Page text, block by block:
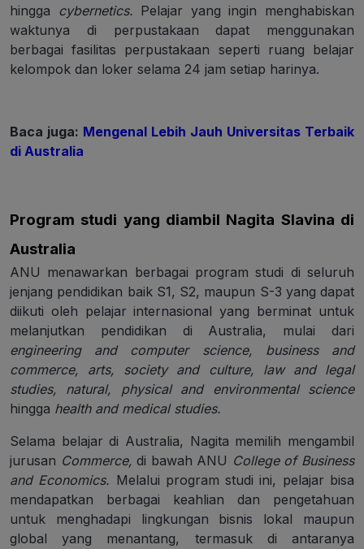
hingga cybernetics. Pelajar yang ingin menghabiskan
waktunya di perpustakaan dapat menggunakan
berbagai fasilitas perpustakaan seperti ruang belajar
kelompok dan loker selama 24 jam setiap harinya.
Baca juga: Mengenal Lebih Jauh Universitas Terbaik
di Australia
Program studi yang diambil Nagita Slavina di
Australia
ANU menawarkan berbagai program studi di seluruh
jenjang pendidikan baik S1, S2, maupun S-3 yang dapat
diikuti oleh pelajar internasional yang berminat untuk
melanjutkan pendidikan di Australia, mulai dari
engineering and computer science, business and
commerce, arts, society and culture, law and legal
studies, natural, physical and environmental science
hingga health and medical studies.
Selama belajar di Australia, Nagita memilih mengambil
jurusan Commerce,di bawah ANU College of Business
and Economics. Melalui program studi ini, pelajar bisa
mendapatkan berbagai keahlian dan pengetahuan
untuk menghadapi lingkungan bisnis lokal maupun
global yang menantang, termasuk di antaranya